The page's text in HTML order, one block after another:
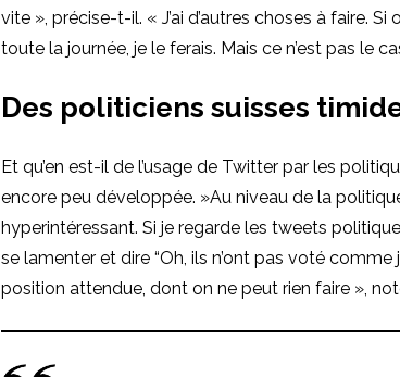
vite », précise-t-il. « J’ai d’autres choses à faire.
toute la journée, je le ferais. Mais ce n’est pas le
Des politiciens suisses
Et qu’en est-il de l’usage de Twitter par les
encore peu développée. »Au niveau de la
hyperintéressant. Si je regarde les tweets
se lamenter et dire “Oh, ils n’ont pas voté comme
position attendue, dont on ne peut rien faire »,